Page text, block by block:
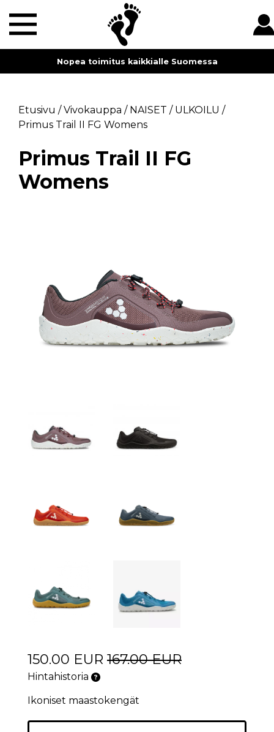
Nopea toimitus kaikkialle Suomessa
Etusivu /Vivokauppa / NAISET / ULKOILU /
Primus Trail II FG Womens
Primus Trail II FG
Womens
150.00 EUR 167.00 EUR
Hintahistoria
Ikoniset maastokengät